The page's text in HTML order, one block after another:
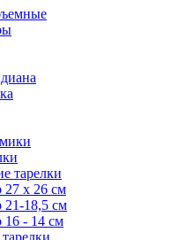
тарелки
27 х 26 см
21-18,5 см
16 - 14 см